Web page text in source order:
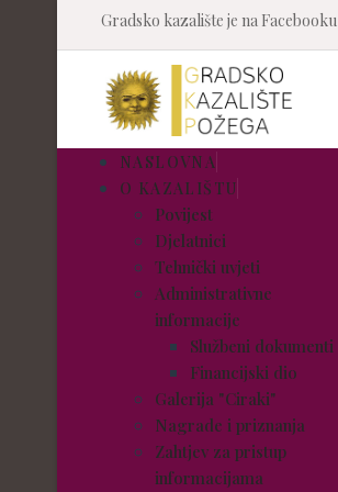
Gradsko kazalište je na Facebooku
NASLOVNA
O KAZALIŠTU
Povijest
Djelatnici
Tehnički uvjeti
Administrativne
informacije
Službeni dokumenti
Financijski dio
Galerija "Ciraki"
Nagrade i priznanja
Zahtjev za pristup
informacijama